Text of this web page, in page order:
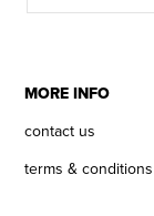
MORE INFO
contact us
terms & conditions